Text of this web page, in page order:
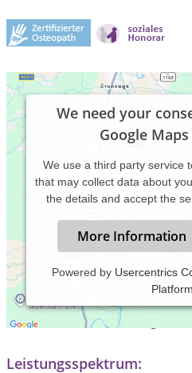
We need your
Google
We use a third party service
that may collect data about
the details and accept the
More Information
Powered by Usercentrics
Platform
Praxiszeiten:
Termine nach Vereinbarung
Leistungsspektrum: